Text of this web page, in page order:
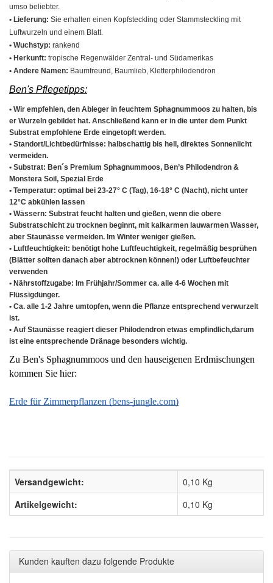
umso beliebter.
• Lieferung: Sie erhalten einen Kopfsteckling oder Stammsteckling mit
Luftwurzeln und einem Blatt.
• Wuchstyp: rankend
• Herkunft: tropische Regenwälder Zentral- und Südamerikas
• Andere Namen: Baumfreund, Baumlieb, Kletterphilodendron
Ben's Pflegetipps:
• Wir empfehlen, den Ableger in feuchtem Sphagnummoos zu halten, bis
er Wurzeln gebildet hat. Anschließend kann er in die unter dem Punkt
Substrat empfohlene Erde eingetopft werden.
• Standort/Lichtbedürfnisse: halbschattig bis hell, direktes Sonnenlicht
vermeiden.
• Substrat: Ben´s Premium Sphagnummoos, Ben’s Philodendron &
Monstera Soil, Spezial Erde
• Temperatur: optimal bei 23-27° C (Tag), 16-18° C (Nacht), nicht unter
12°C abkühlen lassen
• Wässern: Substrat feucht halten und gießen, wenn die obere
Substratschicht zu trocknen beginnt, mit kalkarmen lauwarmen Wasser,
aber Staunässe vermeiden. Im Winter weniger gießen.
• Luftfeuchtigkeit: benötigt hohe Luftfeuchtigkeit, regelmäßig besprühen
(Blätter sollten danach aber abtrocknen können!) oder Luftbefeuchter
verwenden
• Nährstoffzugabe: Im Frühjahr/Sommer ca. alle 4-6 Wochen mit
Flüssigdünger.
• Ca. alle 1-2 Jahre umtopfen, wenn die Pflanze entsprechend verwurzelt
ist.
• Auf Staunässe reagiert dieser Philodendron etwas empfindlich,darum
ist eine entsprechende Dränage besonders wichtig.
Zu Ben's Sphagnummoos und den hauseigenen Erdmischungen
kommen Sie hier:
Erde für Zimmerpflanzen (bens-jungle.com)
Versandgewicht:
0,10 Kg
Artikelgewicht:
0,10 Kg
Kunden kauften dazu folgende Produkte